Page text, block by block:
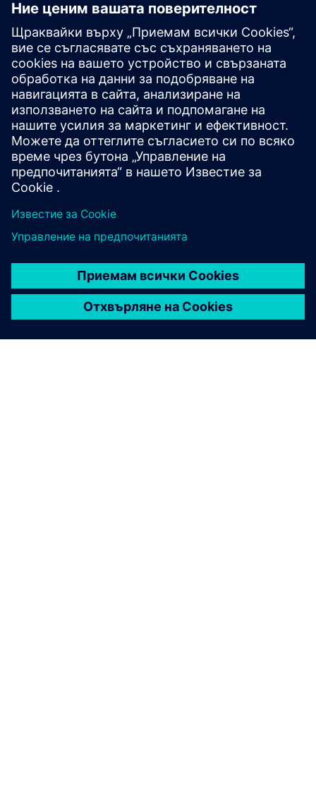
AIRIA x UNH | Казус
AIRIA | Спестяване на разходи
Предпоставки
Изчистени етажни планове с висока разделителна
способност в.PDF или .CAD.
Информация за местоположението на WiFi точката за
достъп, включително x/y координати.
Настройване на виртуална машина (ако има локална
WiFi мрежа).